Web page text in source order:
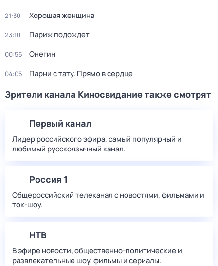
21:30 Хорошая женщина
23:10 Париж подождет
00:55 Онегин
04:05 Парни с тату. Прямо в сердце
Зрители канала Киносвидание также смотрят
Первый канал
Лидер российского эфира, самый популярный и
любимый русскоязычный канал.
Россия 1
Общероссийский телеканал с новостями, фильмами и
ток-шоу.
НТВ
В эфире новости, общественно-политические и
развлекательные шоу, фильмы и сериалы.